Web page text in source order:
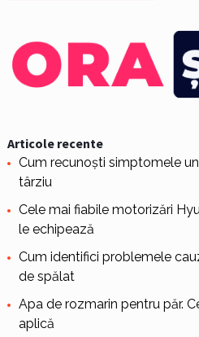
Articole recente
Cum recunoști simptomele
târziu
Cele mai fiabile motorizări
le echipează
Cum identifici problemele
de spălat
Apa de rozmarin pentru păr.
aplică